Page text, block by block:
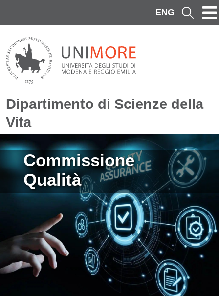
ENG Cerca
Dipartimento di Scienze della
Vita
Immagine
Commissione
Qualità